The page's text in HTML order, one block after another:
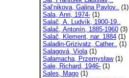
Sal‘nikova, Galina Pavlov.. (1)
Sala, Anri, 1974- (1)
Salač, A. Ludvík, 1900-19..
Salač, Antonín, 1885-1960 (3)
Salač, Klement, nar. 1884 (1)
Saladin-Grizivatz, Cather.. (1)
Salagová, Viola(1)
Sałamacha, Przemysław(1)
Sale, Richard, 1946- (1)
Sales, Mago (1)